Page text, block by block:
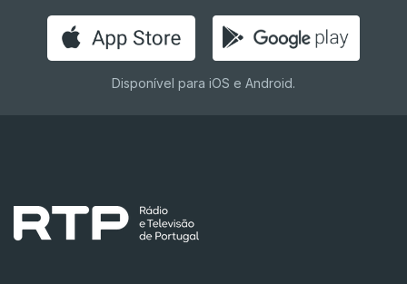
Disponível para iOS e Android.